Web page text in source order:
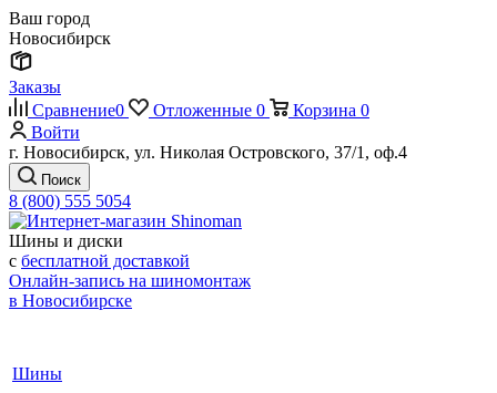
Ваш город
Новосибирск
Заказы
Сравнение0 Отложенные 0 Корзина 0
Войти
г. Новосибирск, ул. Николая Островского, 37/1, оф.4
Поиск
8 (800) 555 5054
Шины и диски
с бесплатной доставкой
Онлайн-запись на шиномонтаж
в Новосибирске
Шины